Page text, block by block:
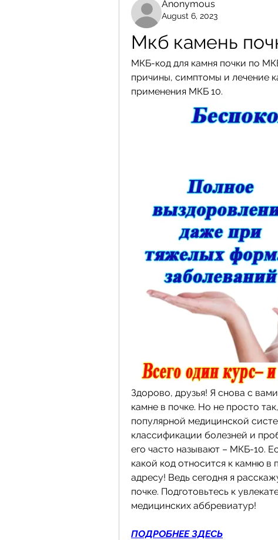
Anonymous
August 6, 2023
Мкб камень
МКБ-код для камня почки по
причины, симптомы и лечение
применения МКБ 10.
Здорово, друзья! Я снова с
камне в почке. Но не просто
популярной медицинской
классификации болезней и
его часто называют – МКБ-10.
какой код относится к камню в
адресу! Ведь сегодня я
почке. Подготовьтесь к
медицинских аббревиатур!
ПОДРОБНЕЕ ЗДЕСЬ